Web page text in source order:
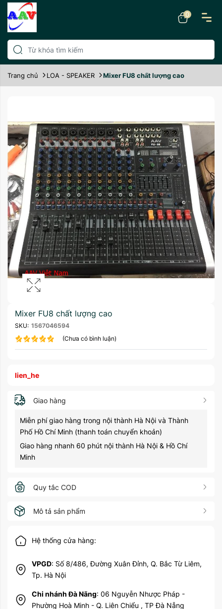
0
Trang chủ LOA - SPEAKER Mixer FU8 chất lượng cao
Mixer FU8 chất lượng cao
SKU: 1567046594
(Chưa có bình luận)
lien_he
Giao hàng
Miễn phí giao hàng trong nội thành Hà Nội và Thành
Phố Hồ Chí Minh (thanh toán chuyển khoản)
Giao hàng nhanh 60 phút nội thành Hà Nội & Hồ Chí
Minh
Quy tắc COD
Mô tả sản phẩm
Hệ thống cửa hàng:
VPGD: Số 8/486, Đường Xuân Đỉnh, Q. Bắc Từ Liêm,
Tp. Hà Nội
Chi nhánh Đà Nãng: 06 Nguyễn Nhược Pháp -
Phường Hoà Minh - Q. Liên Chiểu , TP Đà Nẵng